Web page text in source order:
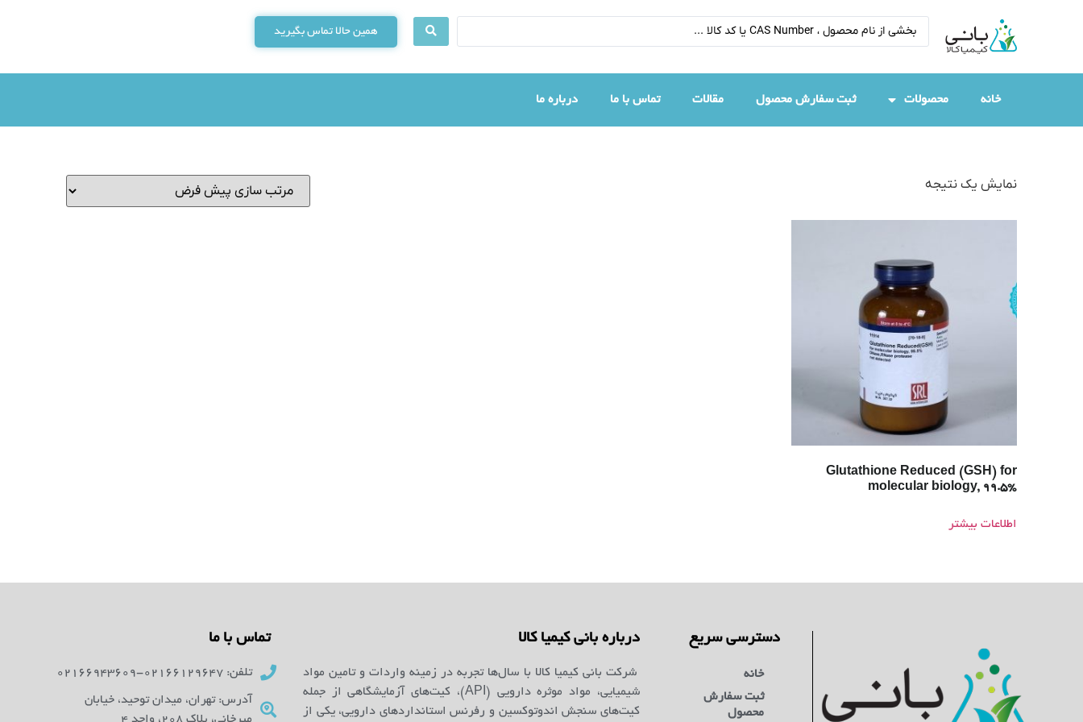
همین حالا تماس بگیرید
خانه محصولات ثبت سفارش محصول مقالات تماس با ما درباره ما
نمایش یک نتیجه
Glutathione Reduced (GSH) for
molecular biology, 99.5%
اطلاعات بیشتر
دسترسی سریع
خانه
ثبت سفارش
محصول
درباره بانی کیمیا کالا
شرکت بانی کیمیا کالا با سال‌ها تجربه در زمینه واردات و تامین مواد
شیمیایی، مواد موثره دارویی (API)، کیت‌های آزمایشگاهی از جمله
کیت‌های سنجش اندوتوکسین و رفرنس استانداردهای دارویی، یکی از
تماس با ما
تلفن: 02166129647-02166943609
آدرس: تهران، میدان توحید، خیابان